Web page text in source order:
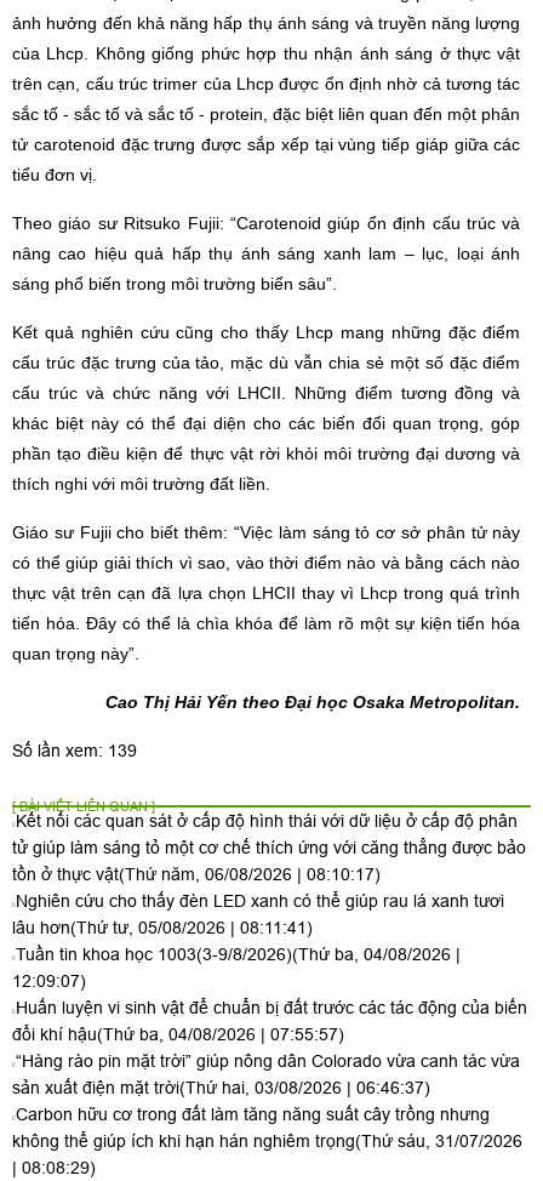
ảnh hưởng đến khả năng hấp thụ ánh sáng và truyền năng lượng
của Lhcp. Không giống phức hợp thu nhận ánh sáng ở thực vật
trên cạn, cấu trúc trimer của Lhcp được ổn định nhờ cả tương tác
sắc tố - sắc tố và sắc tố - protein, đặc biệt liên quan đến một phân
tử carotenoid đặc trưng được sắp xếp tại vùng tiếp giáp giữa các
tiểu đơn vị.
Theo giáo sư Ritsuko Fujii: “Carotenoid giúp ổn định cấu trúc và
nâng cao hiệu quả hấp thụ ánh sáng xanh lam – lục, loại ánh
sáng phổ biến trong môi trường biển sâu”.
Kết quả nghiên cứu cũng cho thấy Lhcp mang những đặc điểm
cấu trúc đặc trưng của tảo, mặc dù vẫn chia sẻ một số đặc điểm
cấu trúc và chức năng với LHCII. Những điểm tương đồng và
khác biệt này có thể đại diện cho các biến đổi quan trọng, góp
phần tạo điều kiện để thực vật rời khỏi môi trường đại dương và
thích nghi với môi trường đất liền.
Giáo sư Fujii cho biết thêm: “Việc làm sáng tỏ cơ sở phân tử này
có thể giúp giải thích vì sao, vào thời điểm nào và bằng cách nào
thực vật trên cạn đã lựa chọn LHCII thay vì Lhcp trong quá trình
tiến hóa. Đây có thể là chìa khóa để làm rõ một sự kiện tiến hóa
quan trọng này”.
Cao Thị Hải Yến theo Đại học Osaka Metropolitan.
Số lần xem: 139
[ BÀI VIẾT LIÊN QUAN ]
Kết nối các quan sát ở cấp độ hình thái với dữ liệu ở cấp độ phân
tử giúp làm sáng tỏ một cơ chế thích ứng với căng thẳng được bảo
tồn ở thực vật(Thứ năm, 06/08/2026 | 08:10:17)
Nghiên cứu cho thấy đèn LED xanh có thể giúp rau lá xanh tươi
lâu hơn(Thứ tư, 05/08/2026 | 08:11:41)
Tuần tin khoa học 1003(3-9/8/2026)(Thứ ba, 04/08/2026 |
12:09:07)
Huấn luyện vi sinh vật để chuẩn bị đất trước các tác động của biến
đổi khí hậu(Thứ ba, 04/08/2026 | 07:55:57)
“Hàng rào pin mặt trời” giúp nông dân Colorado vừa canh tác vừa
sản xuất điện mặt trời(Thứ hai, 03/08/2026 | 06:46:37)
Carbon hữu cơ trong đất làm tăng năng suất cây trồng nhưng
không thể giúp ích khi hạn hán nghiêm trọng(Thứ sáu, 31/07/2026
| 08:08:29)